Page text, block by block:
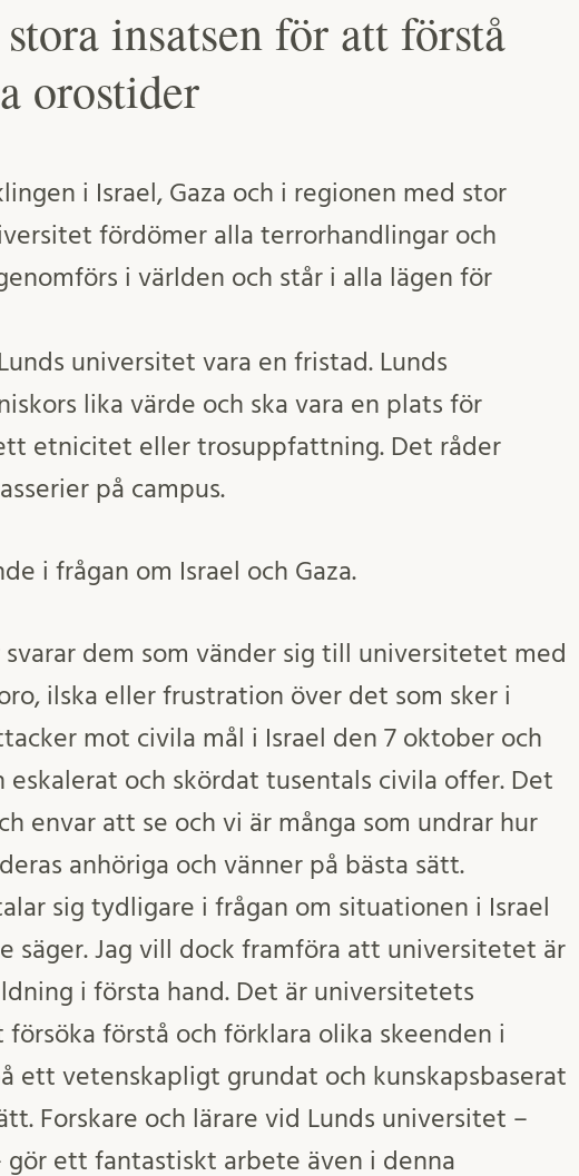
insatsen för att förstå
orostider
i Israel, Gaza och i regionen med stor
fördömer alla terrorhandlingar och
i världen och står i alla lägen för
universitet vara en fristad. Lunds
lika värde och ska vara en plats för
etnicitet eller trosuppfattning. Det råder
på campus.
i frågan om Israel och Gaza.
svarar dem som vänder sig till universitetet med
ilska eller frustration över det som sker i
mot civila mål i Israel den 7 oktober och
och skördat tusentals civila offer. Det
envar att se och vi är många som undrar hur
anhöriga och vänner på bästa sätt.
sig tydligare i frågan om situationen i Israel
säger. Jag vill dock framföra att universitetet är
i första hand. Det är universitetets
förstå och förklara olika skeenden i
ett vetenskapligt grundat och kunskapsbaserat
Forskare och lärare vid Lunds universitet –
gör ett fantastiskt arbete även i denna